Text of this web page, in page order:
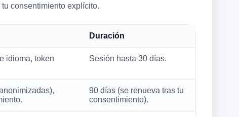
consentimiento explícito.
Duración
idioma, token
Sesión hasta 30 días.
90 días (se renueva tras tu
consentimiento).